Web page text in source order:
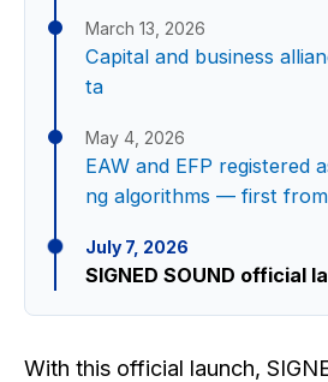
March 13, 2026
Capital and business
ta
May 4, 2026
EAW and EFP registered
ng algorithms — first
July 7, 2026
SIGNED SOUND official
With this official launch,